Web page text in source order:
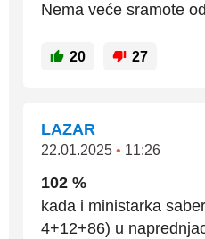
Nema veće sramote
20 27
LAZAR
22.01.2025 • 11:26
102 %
kada i ministarka
4+12+86) u